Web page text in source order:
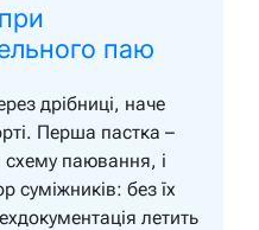
паю
дрібниці, наче
Перша пастка –
паювання, і
суміжників: без їх
летить